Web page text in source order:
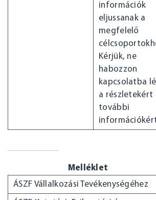
információk
eljussanak a
megfelelő
Kérjük, ne
habozzon
kapcsolatba
a részletekért
további
Melléklet
ÁSZF Vállalkozási Tevékenységéhez